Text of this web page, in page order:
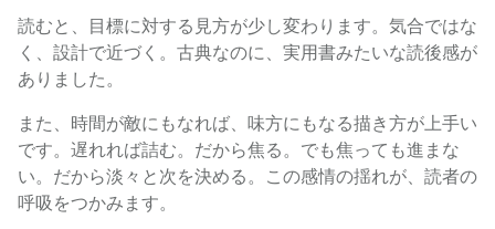
読むと、目標に対する見方が少し変わります。気合ではな
く、設計で近づく。古典なのに、実用書みたいな読後感が
ありました。
また、時間が敵にもなれば、味方にもなる描き方が上手い
です。遅れれば詰む。だから焦る。でも焦っても進まな
い。だから淡々と次を決める。この感情の揺れが、読者の
呼吸をつかみます。